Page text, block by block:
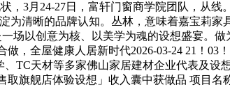
3月24-27日，富轩门窗商学院团队，从
为清晰的品牌认知。丛林，意味着嘉宝莉
场以创意为核、以美学为魂的设想盛宴。
，全屋健康人居新时代2026-03-24 21！
、TC天材等多家佛山家居建材企业代表及
旗舰店体验设想」收入囊中获做品 项目